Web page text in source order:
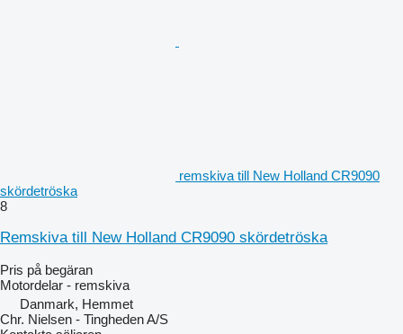
remskiva till New Holland CR9090
skördetröska
8
Remskiva till New Holland CR9090 skördetröska
Pris på begäran
Motordelar - remskiva
Danmark, Hemmet
Chr. Nielsen - Tingheden A/S